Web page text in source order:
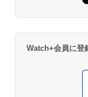
Watch+会員に登